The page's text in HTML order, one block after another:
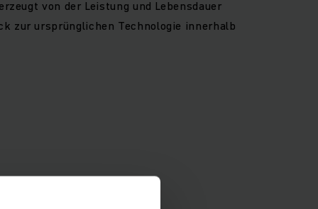
von der Leistung und Lebensdauer
zur ursprünglichen Technologie innerhalb